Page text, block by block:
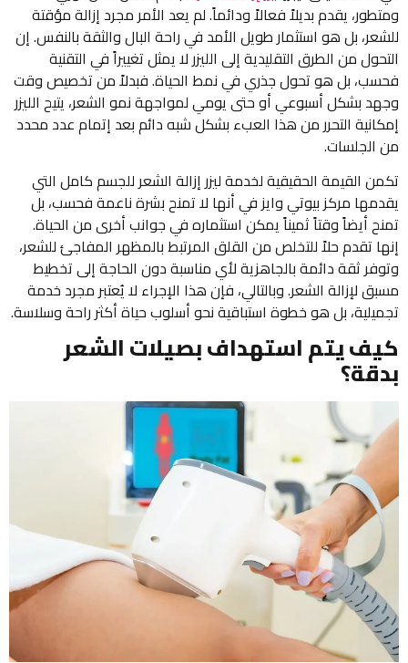
ومتطور، يقدم بديلاً فعالاً ودائماً. لم يعد الأمر مجرد إزالة مؤقتة
للشعر، بل هو استثمار طويل الأمد في راحة البال والثقة بالنفس. إن
التحول من الطرق التقليدية إلى الليزر لا يمثل تغييراً في التقنية
فحسب، بل هو تحول جذري في نمط الحياة. فبدلاً من تخصيص وقت
وجهد بشكل أسبوعي أو حتى يومي لمواجهة نمو الشعر، يتيح الليزر
إمكانية التحرر من هذا العبء بشكل شبه دائم بعد إتمام عدد محدد
من الجلسات.
تكمن القيمة الحقيقية لخدمة ليزر إزالة الشعر للجسم كامل التي
يقدمها مركز بيوتي وايز في أنها لا تمنح بشرة ناعمة فحسب، بل
تمنح أيضاً وقتاً ثميناً يمكن استثماره في جوانب أخرى من الحياة.
إنها تقدم حلاً للتخلص من القلق المرتبط بالمظهر المفاجئ للشعر،
وتوفر ثقة دائمة بالجاهزية لأي مناسبة دون الحاجة إلى تخطيط
مسبق لإزالة الشعر. وبالتالي، فإن هذا الإجراء لا يُعتبر مجرد خدمة
تجميلية، بل هو خطوة استباقية نحو أسلوب حياة أكثر راحة وسلاسة.
كيف يتم استهداف بصيلات الشعر
بدقة؟